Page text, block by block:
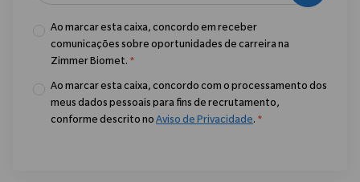
Ao marcar esta caixa, concordo em receber
comunicações sobre oportunidades de carreira na
Zimmer Biomet. *
Ao marcar esta caixa, concordo com o processamento dos
meus dados pessoais para fins de recrutamento,
conforme descrito no Aviso de Privacidade. *